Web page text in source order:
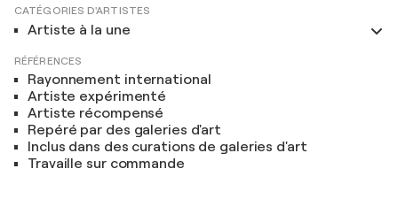
CATÉGORIES D'ARTISTES
Artiste à la une
RÉFÉRENCES
Rayonnement international
Artiste expérimenté
Artiste récompensé
Repéré par des galeries d'art
Inclus dans des curations de galeries d'art
Travaille sur commande